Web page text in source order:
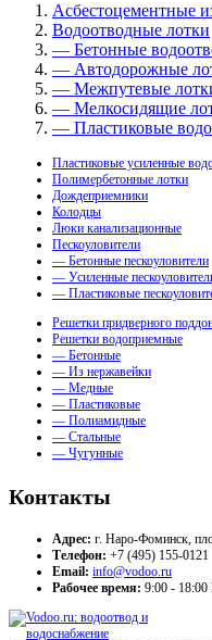
Асбестоцементные
Водоотводные лотки
— Бетонные
— Автодорожные
— Межпутевые
— Мелкосидящие
— Пластиковые
Пластиковые усиленные
Полимербетонные лотки
Дождеприемники
Колодцы
Люки канализационные
Пескоуловители
— Бетонные пескоуловители
— Усиленные
— Пластиковые
Решетки придверного
Решетки водоприемные
— Бетонные
— Из нержавейки
— Медные
— Пластиковые
— Полиамидные
— Стальные
— Чугунные
Контакты
Адрес: г. Наро-Фоминск,
Телефон: +7 (495) 155-0121
Email: info@vodoo.ru
Рабочее время: 9:00 -